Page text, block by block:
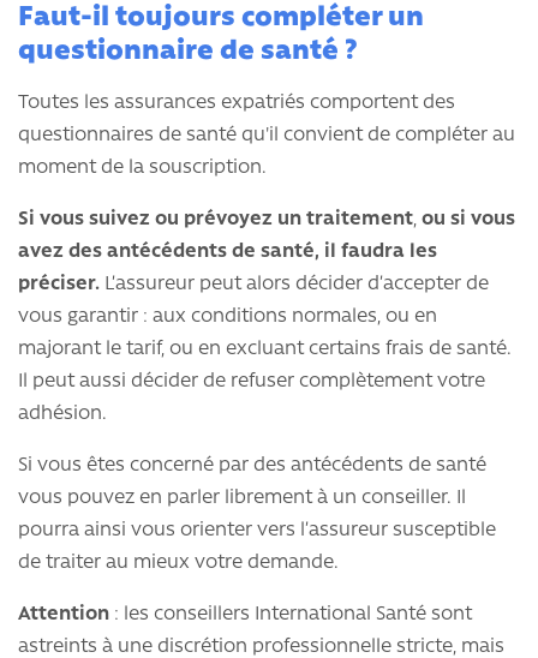
Faut-il toujours compléter un
questionnaire de santé ?
Toutes les assurances expatriés comportent des
questionnaires de santé qu'il convient de compléter au
moment de la souscription.
Si vous suivez ou prévoyez un traitement, ou si vous
avez des antécédents de santé, il faudra les
préciser. L’assureur peut alors décider d’accepter de
vous garantir : aux conditions normales, ou en
majorant le tarif, ou en excluant certains frais de santé.
Il peut aussi décider de refuser complètement votre
adhésion.
Si vous êtes concerné par des antécédents de santé
vous pouvez en parler librement à un conseiller. Il
pourra ainsi vous orienter vers l’assureur susceptible
de traiter au mieux votre demande.
Attention : les conseillers International Santé sont
astreints à une discrétion professionnelle stricte, mais